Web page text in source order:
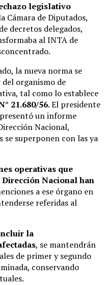
legislativo
Cámara de Diputados,
decretos delegados,
al INTA de
la nueva norma se
organismo de
tal como lo establece
21.680/56. El presidente
un informe
Nacional,
se superponen con las ya
operativas que
Nacional han
a ese órgano en
referidas al
la
, se mantendrán
de primer y segundo
conservando